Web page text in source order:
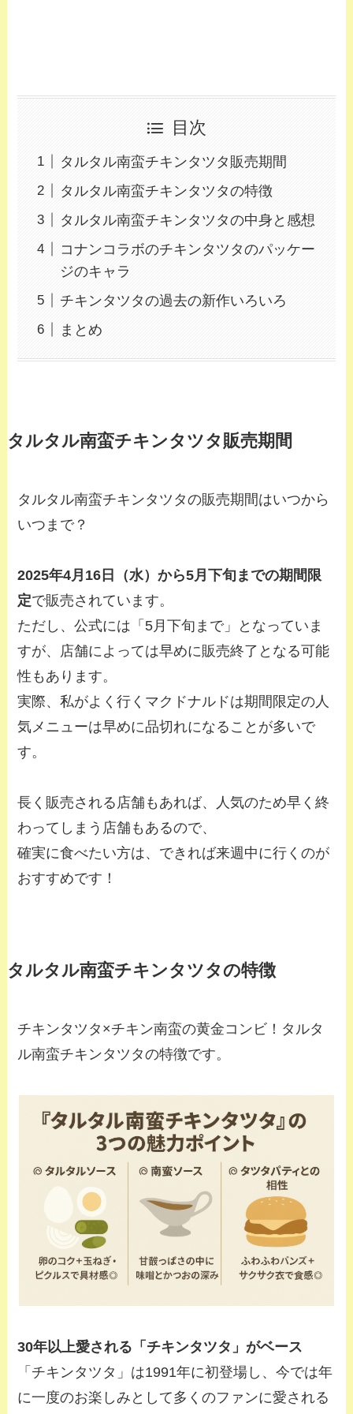
目次
タルタル南蛮チキンタツタ販売期間
タルタル南蛮チキンタツタの特徴
タルタル南蛮チキンタツタの中身と感想
コナンコラボのチキンタツタのパッケー
ジのキャラ
チキンタツタの過去の新作いろいろ
まとめ
タルタル南蛮チキンタツタ販売期間
タルタル南蛮チキンタツタの販売期間はいつから
いつまで？
2025年4月16日（水）から5月下旬までの期間限
定で販売されています。
ただし、公式には「5月下旬まで」となっていま
すが、店舗によっては早めに販売終了となる可能
性もあります。
実際、私がよく行くマクドナルドは期間限定の人
気メニューは早めに品切れになることが多いで
す。
長く販売される店舗もあれば、人気のため早く終
わってしまう店舗もあるので、
確実に食べたい方は、できれば来週中に行くのが
おすすめです！
タルタル南蛮チキンタツタの特徴
チキンタツタ×チキン南蛮の黄金コンビ！タルタ
ル南蛮チキンタツタの特徴です。
30年以上愛される「チキンタツタ」がベース
「チキンタツタ」は1991年に初登場し、今では年
に一度のお楽しみとして多くのファンに愛される